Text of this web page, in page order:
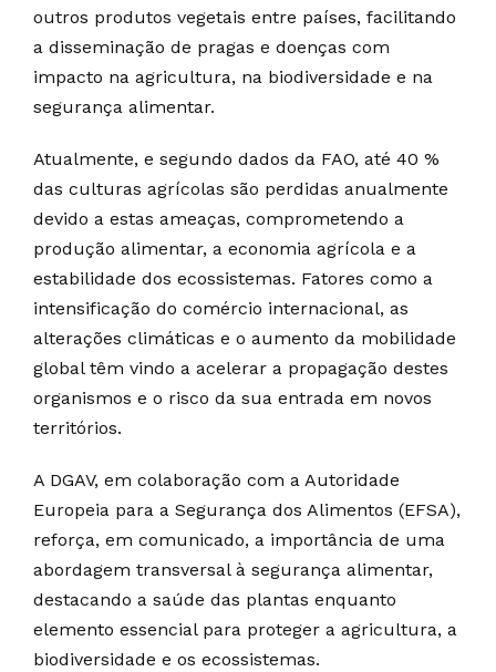
outros produtos vegetais entre países, facilitando
a disseminação de pragas e doenças com
impacto na agricultura, na biodiversidade e na
segurança alimentar.
Atualmente, e segundo dados da FAO, até 40 %
das culturas agrícolas são perdidas anualmente
devido a estas ameaças, comprometendo a
produção alimentar, a economia agrícola e a
estabilidade dos ecossistemas. Fatores como a
intensificação do comércio internacional, as
alterações climáticas e o aumento da mobilidade
global têm vindo a acelerar a propagação destes
organismos e o risco da sua entrada em novos
territórios.
A DGAV, em colaboração com a Autoridade
Europeia para a Segurança dos Alimentos (EFSA),
reforça, em comunicado, a importância de uma
abordagem transversal à segurança alimentar,
destacando a saúde das plantas enquanto
elemento essencial para proteger a agricultura, a
biodiversidade e os ecossistemas.